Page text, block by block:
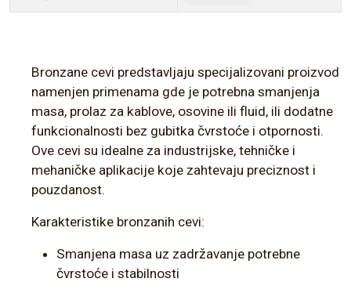
Bronzane cevi predstavljaju specijalizovani proizvod
namenjen primenama gde je potrebna smanjenja
masa, prolaz za kablove, osovine ili fluid, ili dodatne
funkcionalnosti bez gubitka čvrstoće i otpornosti.
Ove cevi su idealne za industrijske, tehničke i
mehaničke aplikacije koje zahtevaju preciznost i
pouzdanost.
Karakteristike bronzanih cevi:
Smanjena masa uz zadržavanje potrebne
čvrstoće i stabilnosti